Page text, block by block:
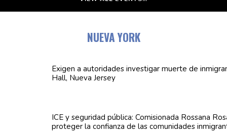
NUEVA YORK
Exigen aautoridades investigar muerte de
Hall, Nueva Jersey
ICE y seguridad pública:Comisionada Rossana
proteger la confianza de lascomunidades